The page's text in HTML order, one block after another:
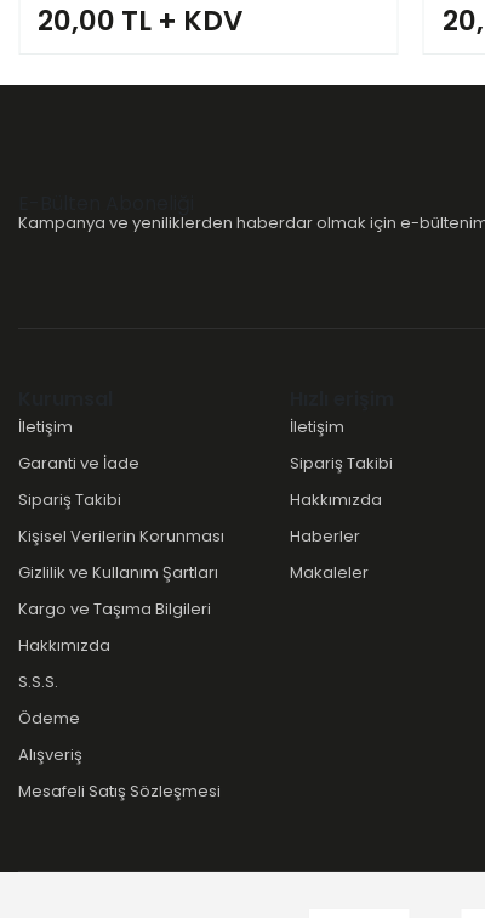
20,00 TL + KDV
Kampanya ve yeniliklerden haberdar olmak için e-
İletişim
Garanti ve İade
Sipariş Takibi
Kişisel Verilerin Korunması
Gizlilik ve Kullanım Şartları
Kargo ve Taşıma Bilgileri
Hakkımızda
S.S.S.
Ödeme
Alışveriş
Mesafeli Satış Sözleşmesi
İletişim
Sipariş Takibi
Hakkımızda
Haberler
Makaleler